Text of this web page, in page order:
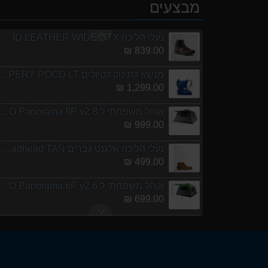
מבצעים449.00 ₪
נעלי הליכה ULTRA RAPTOR II MID LEATHER WIDE GTX
839.00 ₪
מנשא לתינוק לטיולים OSPERY POCO LT
1,299.00 ₪
אוהל משפחתי ל 8 GURO Panorama 8P v2
999.00 ₪
נעלי הליכה אלגנט גברים Barbour Readhead TAN
499.00 ₪
אוהל משפחתי ל 6 GURO Panorama 6P v2
699.00 ₪